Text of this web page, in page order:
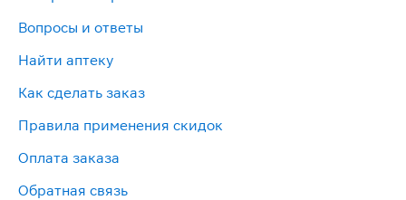
Вопросы и ответы
Найти аптеку
Как сделать заказ
Правила применения скидок
Оплата заказа
Обратная связь